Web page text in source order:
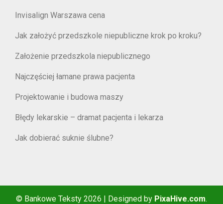
Invisalign Warszawa cena
Jak założyć przedszkole niepubliczne krok po kroku?
Założenie przedszkola niepublicznego
Najczęściej łamane prawa pacjenta
Projektowanie i budowa maszy
Błędy lekarskie – dramat pacjenta i lekarza
Jak dobierać suknie ślubne?
© Bankowe Teksty 2026 | Designed by PixaHive.com.